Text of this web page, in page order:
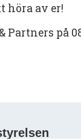
höra av er!
Partners på